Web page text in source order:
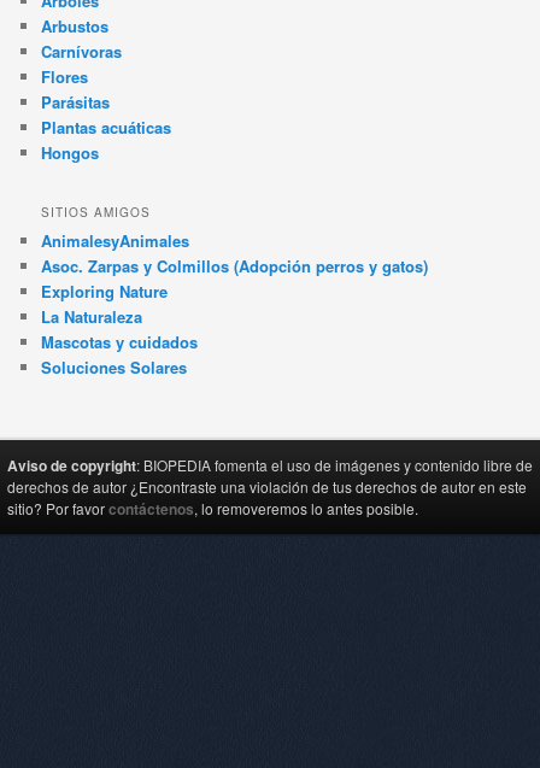
Arbustos
Carnívoras
Flores
Parásitas
Plantas acuáticas
Hongos
SITIOS AMIGOS
AnimalesyAnimales
Asoc. Zarpas y Colmillos (Adopción perros y gatos)
Exploring Nature
La Naturaleza
Mascotas y cuidados
Soluciones Solares
Aviso de copyright: BIOPEDIA fomenta el uso de imágenes y contenido libre de
derechos de autor ¿Encontraste una violación de tus derechos de autor en este
sitio? Por favorcontáctenos, lo removeremos lo antes posible.